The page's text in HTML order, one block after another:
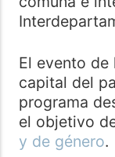
El evento de
capital del
programa
el objetivo
y de género.